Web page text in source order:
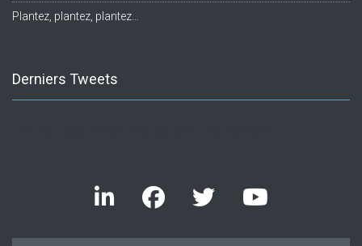
Plantez, plantez, plantez…
Derniers Tweets